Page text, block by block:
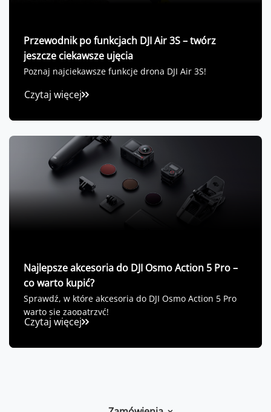
Przewodnik po funkcjach DJI Air 3S – twórz
jeszcze ciekawsze ujęcia
Poznaj najciekawsze funkcje drona DJI Air 3S!
Czytaj więcej
Najlepsze akcesoria do DJI Osmo Action 5 Pro –
co warto kupić?
Sprawdź, w które akcesoria do DJI Osmo Action 5 Pro
warto się zaopatrzyć!
Czytaj więcej